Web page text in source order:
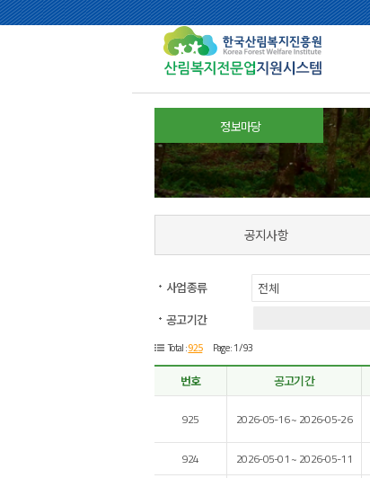
정보마당
공지사항
사업종류
공고기간
Total :925 Page : 1 /93
번호 공고기간
925 2026-05-16 ~ 2026-05-26
924 2026-05-01 ~ 2026-05-11